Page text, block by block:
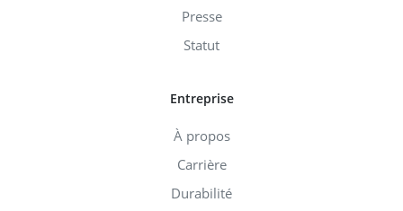
Presse
Statut
Entreprise
À propos
Carrière
Durabilité